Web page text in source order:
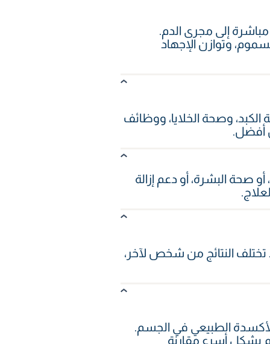
مباشرة إلى مجرى الدم.
وتوازن الإجهاد
وصحة الكبد، وصحة الخلايا، ووظائف
أفضل.
صحة البشرة، أو دعم إزالة
النتائج من شخص لآخر،
الطبيعي في الجسم.
بشكل أسرع مقارنة